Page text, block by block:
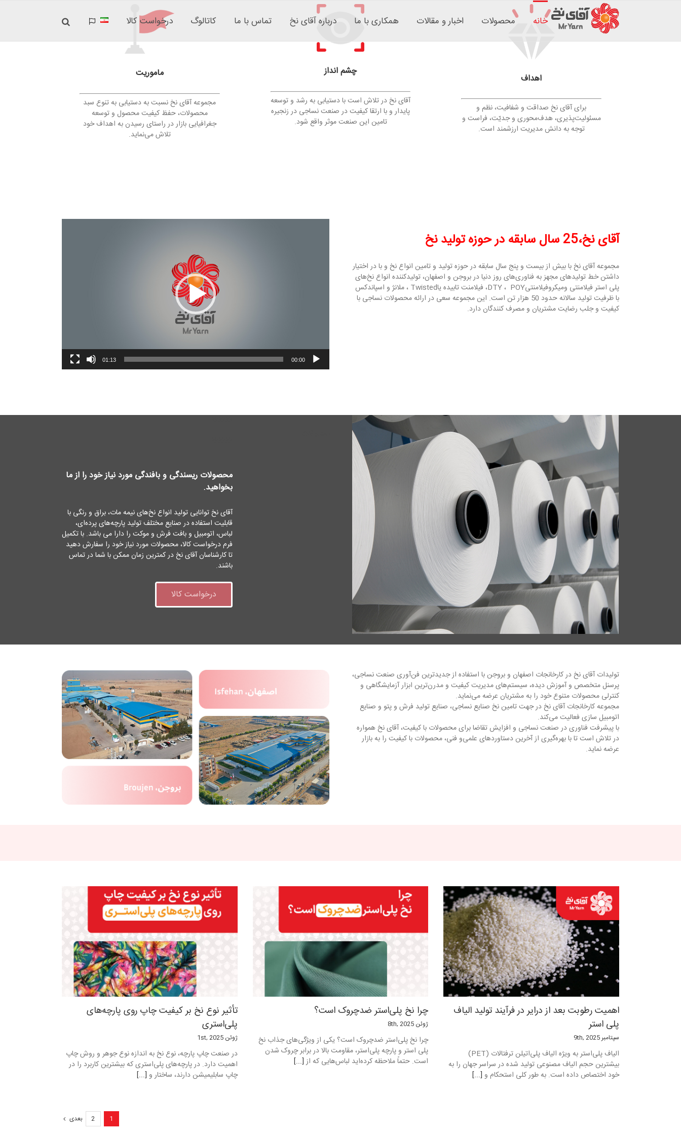
خانه محصولات اخبار و مقالات همکاری با ما درباره آقای نخ تماس با ما کاتالوگ درخواست کالا
اهداف
برای آقای نخ صداقت و شفافیت، نظم و
مسئولیت‌پذیری، هدف‌محوری و جدیّت، فراست و
توجه به دانش مدیریت ارزشمند است.
چشم انداز
آقای نخ در تلاش است با دستیابی به رشد و توسعه
پایدار و با ارتقا کیفیت در صنعت نساجی در زنجیره
تامین این صنعت موثر واقع شود.
ماموریت
مجموعه آقای نخ نسبت به دستیابی به تنوع سبد
محصولات، حفظ کیفیت محصول و توسعه
جغرافیایی بازار در راستای رسیدن به اهداف خود
تلاش می‌نماید.
آقای نخ،25 سال سابقه در حوزه تولید نخ
مجموعه آقای نخ با بیش از بیست و پنج سال سابقه در حوزه تولید و تامین انواع نخ و با در اختیار
داشتن خط تولیدهای مجهز به فناوری‌های روز دنیا در بروجن و اصفهان، تولیدکننده انواع نخ‌های
پلی استر فیلامنتی ومیکروفیلامنتیDTY ، POY، فیلامنت تابیده یاTwisted ، ملانژ و اسپاندکس
با ظرفیت تولید سالانه حدود 50 هزار تن است. این مجموعه سعی در ارائه محصولات نساجی با
کیفیت و جلب رضایت مشتریان و مصرف کنندگان دارد.
00:00
01:13
محصولات ریسندگی و بافندگی مورد نیاز خود را از ما
بخواهید.
آقای نخ توانایی تولید انواع نخ‌های نیمه مات، براق و رنگی با
قابلیت استفاده در صنایع مختلف تولید پارچه‌های پرده‌ای،
لباس، اتومبیل و بافت فرش و موکت را دارا می باشد. با تکمیل
فرم درخواست کالا، محصولات مورد نیاز خود را سفارش دهید
تا کارشناسان آقای نخ در کمترین زمان ممکن با شما در تماس
باشند.
درخواست کالا
تولیدات آقای نخ در کارخانجات اصفهان و بروجن با استفاده از جدیدترین فن‌آوری صنعت نساجی،
پرسنل متخصص و آموزش دیده، سیستم‌های مدیریت کیفیت و مدرن‌ترین ابزار آزمایشگاهی و
کنترلی محصولات متنوع خود را به مشتریان عرضه می‌نماید.
مجموعه کارخانجات آقای نخ در جهت تامین نخ صنایع نساجی، صنایع تولید فرش و پتو و صنایع
اتومبیل سازی فعالیت می‌کند.
با پیشرفت فناوری در صنعت نساجی و افزایش تقاضا برای محصولات با کیفیت، آقای نخ همواره
در تلاش است تا با بهره‌گیری از آخرین دستاوردهای علمی‌و فنی، محصولات با کیفیت را به بازار
عرضه نماید.
اهمیت رطوبت بعد از درایر در فرآیند تولید الیاف
پلی استر
سپتامبر 9th, 2025
الیاف پلی‌استر به ویژه الیاف پلی‌اتیلن ترفتالات (PET)
بیشترین حجم الیاف مصنوعی تولید شده در سراسر جهان را به
خود اختصاص داده است. به طور کلی استحکام و[...]
چرا نخ پلی‌استر ضدچروک است؟
ژوئن 8th, 2025
چرا نخ پلی‌استر ضدچروک است؟ یکی از ویژگی‌های جذاب نخ
پلی استر و پارچه پلی‌استر، مقاومت بالا در برابر چروک شدن
است. حتماً ملاحظه کرده‌اید لباس‌هایی که از[...]
تأثیر نوع نخ بر کیفیت چاپ روی پارچه‌های
پلی‌استری
ژوئن 1st, 2025
در صنعت چاپ پارچه، نوع نخ به اندازه نوع جوهر و روش چاپ
اهمیت دارد. در پارچه‌های پلی‌استری که بیشترین کاربرد را در
چاپ سابلیمیشن دارند، ساختار و [...]
1
2 بعدی